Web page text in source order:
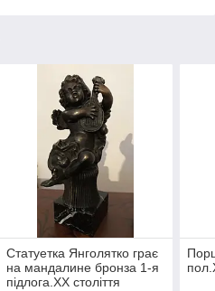
Статуетка Янголятко грає
на мандалине бронза 1-я
підлога.ХХ століття